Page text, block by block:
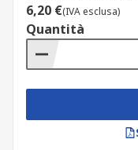
6,20 €(IVA esclusa)
Quantità